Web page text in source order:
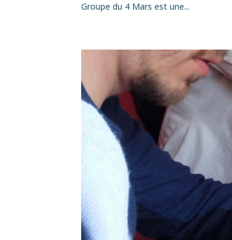
Groupe du 4 Mars est une...